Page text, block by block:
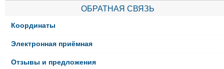
ОБРАТНАЯ СВЯЗЬ
Координаты
Электронная приёмная
Отзывы и предложения